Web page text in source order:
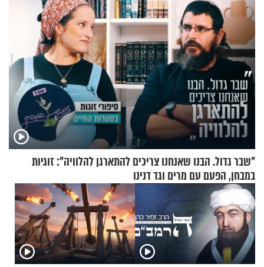
"שבר גדול. הבנו שאנחנו צריכים להתארגן להלוויה": זוגיות
במבחן, הפעם עם מרים וגד דנינו